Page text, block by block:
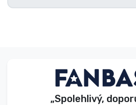
„Spolehlivý,